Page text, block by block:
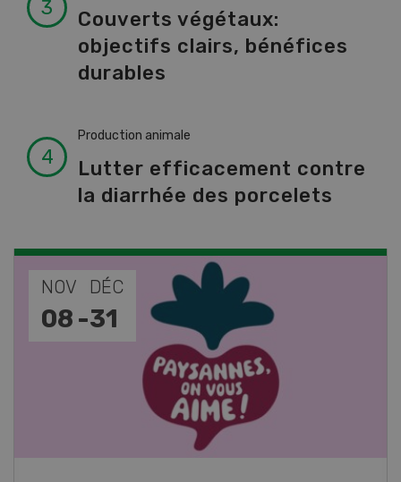
Couverts végétaux:
objectifs clairs, bénéfices
durables
Production animale
Lutter efficacement contre
la diarrhée des porcelets
NOV
17 -
JAN
26